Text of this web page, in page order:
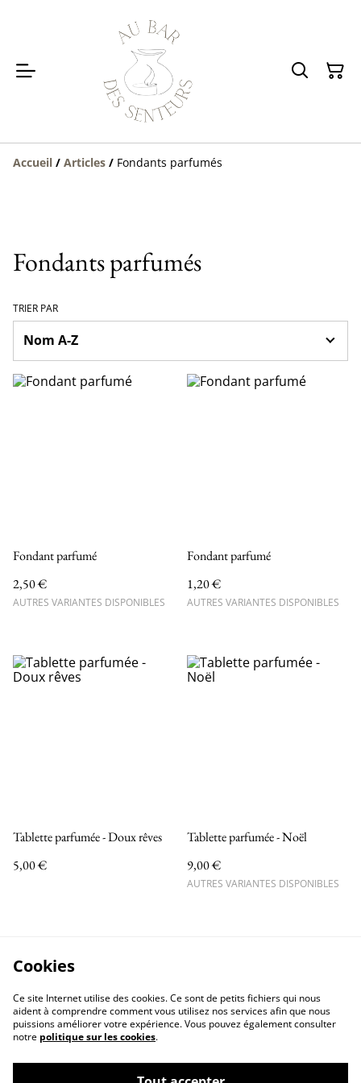
Accueil / Articles / Fondants parfumés
Fondants parfumés
TRIER PAR
Fondant parfumé
2,50 €
AUTRES VARIANTES DISPONIBLES
Fondant parfumé
1,20 €
AUTRES VARIANTES DISPONIBLES
Tablette parfumée - Doux rêves
5,00 €
Tablette parfumée - Noël
9,00 €
AUTRES VARIANTES DISPONIBLES
Cookies
Ce site Internet utilise des cookies. Ce sont de petits fichiers qui nous
aident à comprendre comment vous utilisez nos services afin que nous
puissions améliorer votre expérience. Vous pouvez également consulter
notre politique sur les cookies.